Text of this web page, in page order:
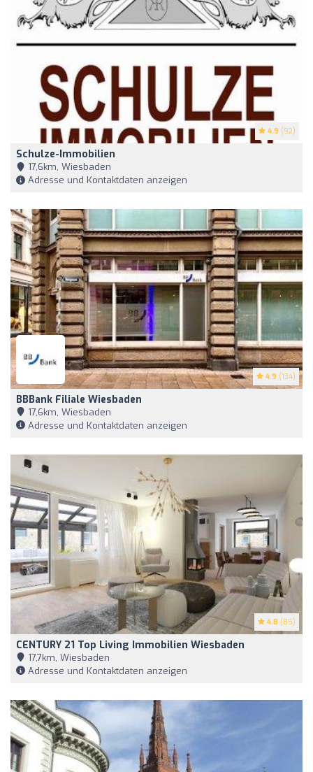
4.9 (92)
Schulze-Immobilien
17,6km, Wiesbaden
Adresse und Kontaktdaten anzeigen
4.9 (134)
BBBank Filiale Wiesbaden
17,6km, Wiesbaden
Adresse und Kontaktdaten anzeigen
4.8 (85)
CENTURY 21 Top Living Immobilien Wiesbaden
17,7km, Wiesbaden
Adresse und Kontaktdaten anzeigen